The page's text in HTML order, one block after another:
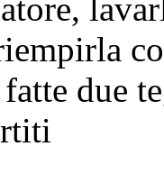
fatte due